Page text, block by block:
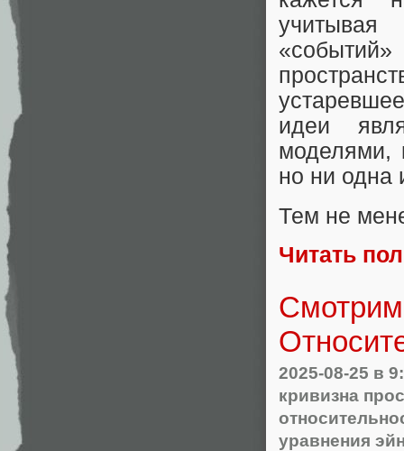
идеи
моделями,
но ни одна
Тем не
Читать
2025-08-25 в
кривизна
уравнения